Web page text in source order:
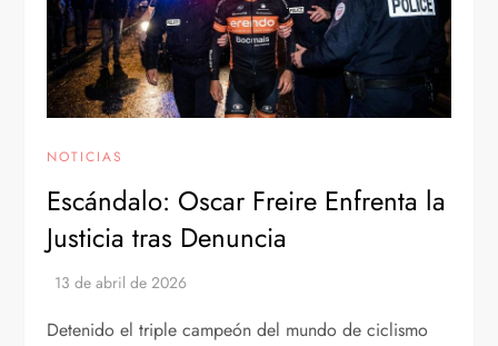
NOTICIAS
Escándalo: Oscar Freire Enfrenta la
Justicia tras Denuncia
Detenido el triple campeón del mundo de ciclismo